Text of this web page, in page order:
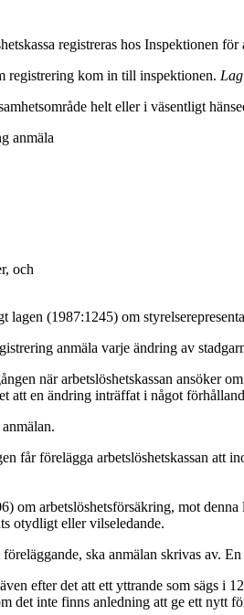
registreras hos Inspektionen för
registrering kom in till inspektionen.
helt eller i väsentligt
anmäla
och
lagen (1987:1245) om
anmäla varje ändring av
när arbetslöshetskassan ansöker
att en ändring inträffat i något
får förelägga arbetslöshetskassan att
arbetslöshetsförsäkring, mot denna
otydligt eller vilseledande.
ska anmälan skrivas av.
efter det att ett yttrande som sägs i
det inte finns anledning att ge ett nytt